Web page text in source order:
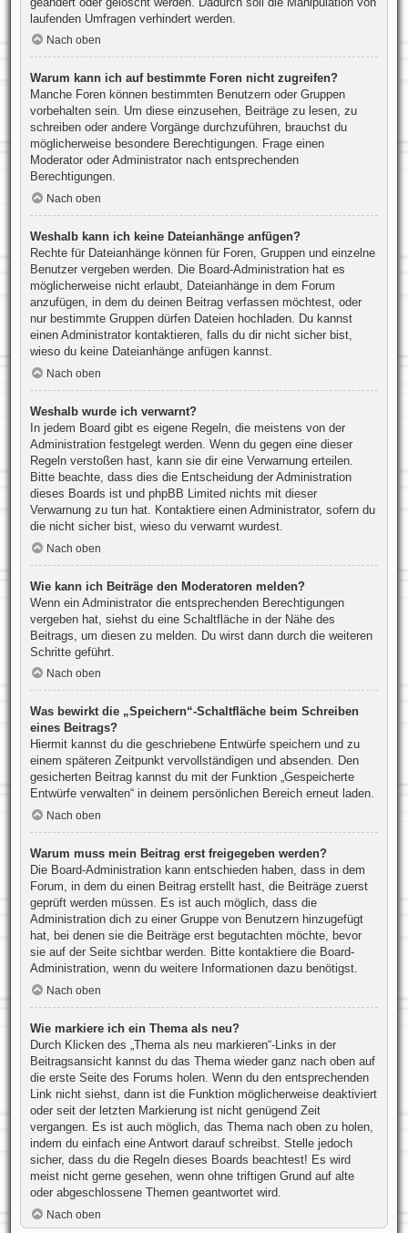
laufenden Umfragen verhindert werden.
Nach oben
Warum kann ich auf bestimmte Foren nicht zugreifen?
Manche Foren können bestimmten Benutzern oder Gruppen
vorbehalten sein. Um diese einzusehen, Beiträge zu lesen, zu
schreiben oder andere Vorgänge durchzuführen, brauchst du
möglicherweise besondere Berechtigungen. Frage einen
Moderator oder Administrator nach entsprechenden
Berechtigungen.
Nach oben
Weshalb kann ich keine Dateianhänge anfügen?
Rechte für Dateianhänge können für Foren, Gruppen und einzelne
Benutzer vergeben werden. Die Board-Administration hat es
möglicherweise nicht erlaubt, Dateianhänge in dem Forum
anzufügen, in dem du deinen Beitrag verfassen möchtest, oder
nur bestimmte Gruppen dürfen Dateien hochladen. Du kannst
einen Administrator kontaktieren, falls du dir nicht sicher bist,
wieso du keine Dateianhänge anfügen kannst.
Nach oben
Weshalb wurde ich verwarnt?
In jedem Board gibt es eigene Regeln, die meistens von der
Administration festgelegt werden. Wenn du gegen eine dieser
Regeln verstoßen hast, kann sie dir eine Verwarnung erteilen.
Bitte beachte, dass dies die Entscheidung der Administration
dieses Boards ist und phpBB Limited nichts mit dieser
Verwarnung zu tun hat. Kontaktiere einen Administrator, sofern du
die nicht sicher bist, wieso du verwarnt wurdest.
Nach oben
Wie kann ich Beiträge den Moderatoren melden?
Wenn ein Administrator die entsprechenden Berechtigungen
vergeben hat, siehst du eine Schaltfläche in der Nähe des
Beitrags, um diesen zu melden. Du wirst dann durch die weiteren
Schritte geführt.
Nach oben
Was bewirkt die „Speichern“-Schaltfläche beim Schreiben
eines Beitrags?
Hiermit kannst du die geschriebene Entwürfe speichern und zu
einem späteren Zeitpunkt vervollständigen und absenden. Den
gesicherten Beitrag kannst du mit der Funktion „Gespeicherte
Entwürfe verwalten“ in deinem persönlichen Bereich erneut laden.
Nach oben
Warum muss mein Beitrag erst freigegeben werden?
Die Board-Administration kann entschieden haben, dass in dem
Forum, in dem du einen Beitrag erstellt hast, die Beiträge zuerst
geprüft werden müssen. Es ist auch möglich, dass die
Administration dich zu einer Gruppe von Benutzern hinzugefügt
hat, bei denen sie die Beiträge erst begutachten möchte, bevor
sie auf der Seite sichtbar werden. Bitte kontaktiere die Board-
Administration, wenn du weitere Informationen dazu benötigst.
Nach oben
Wie markiere ich ein Thema als neu?
Durch Klicken des „Thema als neu markieren“-Links in der
Beitragsansicht kannst du das Thema wieder ganz nach oben auf
die erste Seite des Forums holen. Wenn du den entsprechenden
Link nicht siehst, dann ist die Funktion möglicherweise deaktiviert
oder seit der letzten Markierung ist nicht genügend Zeit
vergangen. Es ist auch möglich, das Thema nach oben zu holen,
indem du einfach eine Antwort darauf schreibst. Stelle jedoch
sicher, dass du die Regeln dieses Boards beachtest! Es wird
meist nicht gerne gesehen, wenn ohne triftigen Grund auf alte
oder abgeschlossene Themen geantwortet wird.
Nach oben